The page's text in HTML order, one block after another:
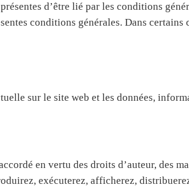
d’être lié par les conditions
conditions générales. Dans certains
sur le site web et les données,
en vertu des droits d’auteur, des
exécuterez, afficherez,